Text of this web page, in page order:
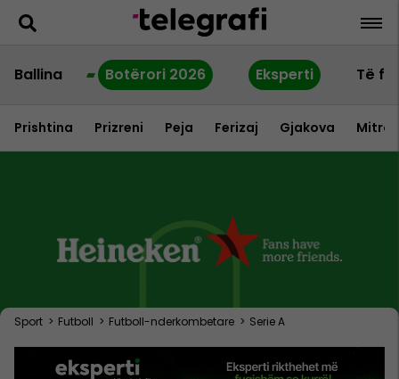
Ballina Botërori 2026 Eksperti Të
Prishtina Prizreni Peja Ferizaj Gjakova
Sport > Futboll > Futboll-nderkombetare > Serie A